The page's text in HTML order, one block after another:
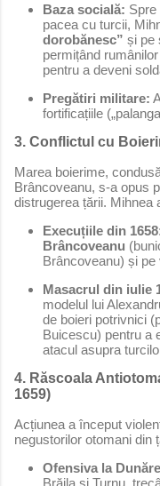
Baza socială: Spre
pacea cu turcii,
dorobănesc” și pe
permițând
pentru a deveni
Pregătiri militare:
fortificațiile
3. Conflictul cu
Marea boierime,
Brâncoveanu, s-a opus
distrugerea țării.
Execuțiile din
Brâncoveanu
Brâncoveanu) și
Masacrul din iulie
modelul lui
de boieri potrivnici
Buicescu) pentru a
atacul asupra
4. Răscoala
1659)
Acțiunea a început
negustorilor otomani din
Ofensiva la
Brăila și Turnu,